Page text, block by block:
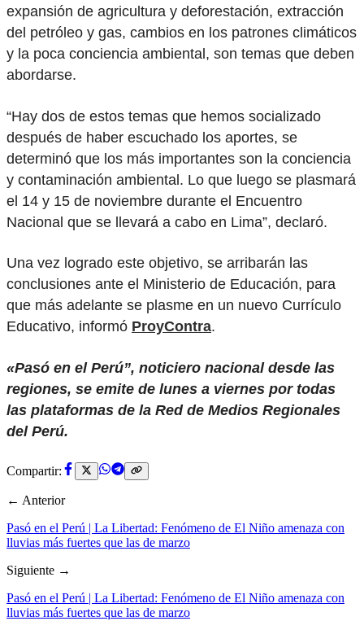
expansión de agricultura y deforestación, extracción
del petróleo y gas, cambios en los patrones climáticos
y la poca conciencia ambiental, son temas que deben
abordarse.
“Hay dos de estos temas que hemos socializado
después de haber escuchado los aportes, se
determinó que los más importantes son la conciencia
y contaminación ambiental. Lo que luego se plasmará
el 14 y 15 de noviembre durante el Encuentro
Nacional que se llevará a cabo en Lima”, declaró.
Una vez logrado este objetivo, se arribarán las
conclusiones ante el Ministerio de Educación, para
que más adelante se plasme en un nuevo Currículo
Educativo, informó ProyContra.
«Pasó en el Perú”, noticiero nacional desde las
regiones, se emite de lunes a viernes por todas
las plataformas de la Red de Medios Regionales
del Perú.
Compartir:
← Anterior
Pasó en el Perú | La Libertad: Fenómeno de El Niño amenaza con
lluvias más fuertes que las de marzo
Siguiente →
Pasó en el Perú | La Libertad: Fenómeno de El Niño amenaza con
lluvias más fuertes que las de marzo